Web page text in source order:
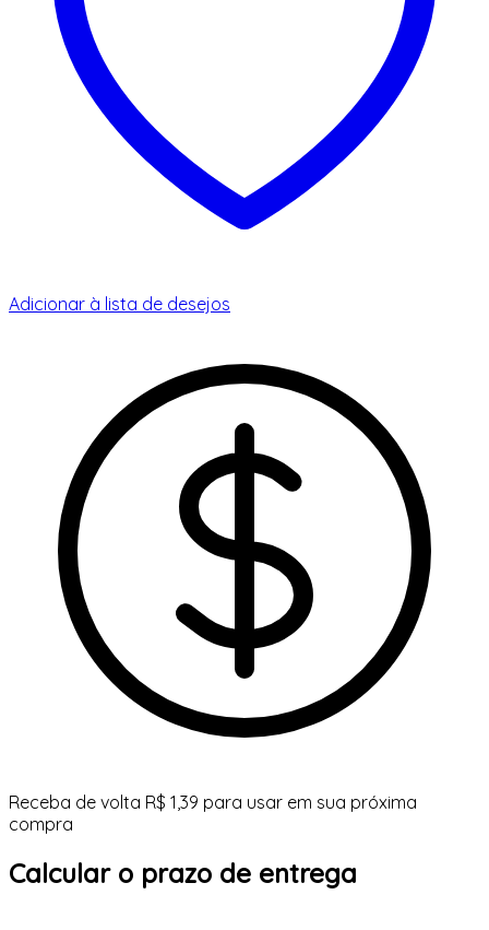
Adicionar à lista de desejos
Receba de volta R$ 1,39 para usar em sua próxima
compra
Calcular o prazo de entrega